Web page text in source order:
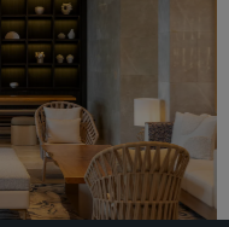
ソリューション
ライトを検索
ライトを検索
ニング